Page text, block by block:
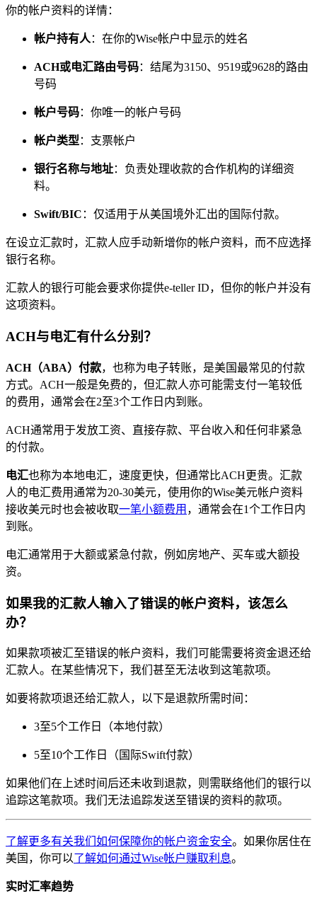
你的帐户资料的详情：
帐户持有人 ：在你的Wise帐户中显示的姓名
ACH或电汇路由号码：结尾为3150、9519或9628的路由
号码
帐户号码：你唯一的帐户号码
帐户类型 ： 支票帐户
银行名称与地址：负责处理收款的合作机构的详细资
料。
Swift/BIC ：仅适用于从美国境外汇出的国际付款。
在设立汇款时，汇款人应手动新增你的帐户资料，而不应选择
银行名称。
汇款人的银行可能会要求你提供e-teller ID，但你的帐户并没有
这项资料。
ACH与电汇有什么分别？
ACH（ABA）付款，也称为电子转账，是美国最常见的付款
方式。ACH一般是免费的，但汇款人亦可能需支付一笔较低
的费用，通常会在2至3个工作日内到账。
ACH通常用于发放工资、直接存款、平台收入和任何非紧急
的付款。
电汇也称为本地电汇，速度更快，但通常比ACH更贵。汇款
人的电汇费用通常为20-30美元，使用你的Wise美元帐户资料
接收美元时也会被收取一笔小额费用 ，通常会在1个工作日内
到账。
电汇通常用于大额或紧急付款，例如房地产、买车或大额投
资。
如果我的汇款人输入了错误的帐户资料，该怎么
办？
如果款项被汇至错误的帐户资料，我们可能需要将资金退还给
汇款人。在某些情况下，我们甚至无法收到这笔款项。
如要将款项退还给汇款人，以下是退款所需时间：
3至5个工作日（本地付款）
5至10个工作日（国际Swift付款）
如果他们在上述时间后还未收到退款，则需联络他们的银行以
追踪这笔款项。我们无法追踪发送至错误的资料的款项。
了解更多有关我们如何保障你的帐户资金安全。如果你居住在
美国，你可以了解如何通过Wise帐户赚取利息。
实时汇率趋势